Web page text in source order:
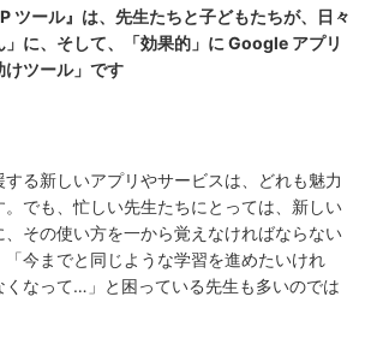
ール』は、先生たちと子どもたちが、日々
に、そして、「効果的」に Google アプリ
けツール」です
る新しいアプリやサービスは、どれも魅力
でも、忙しい先生たちにとっては、新しい
、その使い方を一から覚えなければならない
今までと同じような学習を進めたいけれ
くなって…」と困っている先生も多いのでは